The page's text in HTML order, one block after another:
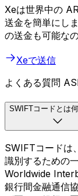
Xeは世界中の
送金を簡単にしま
の送金も可能な
Xeで送信
よくある質問
SWIFTコードとは
SWIFTコードは
識別するための
Worldwide
銀行間金融通信